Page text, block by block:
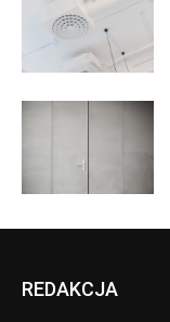
REDAKCJA